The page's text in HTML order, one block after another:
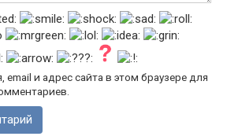
и адрес сайта в этом браузере для